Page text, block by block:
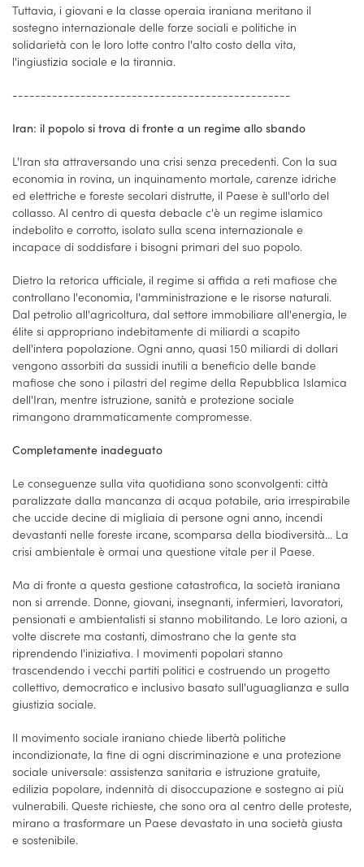
Tuttavia, i giovani e la classe operaia iraniana meritano il
sostegno internazionale delle forze sociali e politiche in
solidarietà con le loro lotte contro l'alto costo della vita,
l'ingiustizia sociale e la tirannia.
-------------------------------------------------
Iran: il popolo si trova di fronte a un regime allo sbando
L'Iran sta attraversando una crisi senza precedenti. Con la sua
economia in rovina, un inquinamento mortale, carenze idriche
ed elettriche e foreste secolari distrutte, il Paese è sull'orlo del
collasso. Al centro di questa debacle c'è un regime islamico
indebolito e corrotto, isolato sulla scena internazionale e
incapace di soddisfare i bisogni primari del suo popolo.
Dietro la retorica ufficiale, il regime si affida a reti mafiose che
controllano l'economia, l'amministrazione e le risorse naturali.
Dal petrolio all'agricoltura, dal settore immobiliare all'energia, le
élite si appropriano indebitamente di miliardi a scapito
dell'intera popolazione. Ogni anno, quasi 150 miliardi di dollari
vengono assorbiti da sussidi inutili a beneficio delle bande
mafiose che sono i pilastri del regime della Repubblica Islamica
dell'Iran, mentre istruzione, sanità e protezione sociale
rimangono drammaticamente compromesse.
Completamente inadeguato
Le conseguenze sulla vita quotidiana sono sconvolgenti: città
paralizzate dalla mancanza di acqua potabile, aria irrespirabile
che uccide decine di migliaia di persone ogni anno, incendi
devastanti nelle foreste ircane, scomparsa della biodiversità... La
crisi ambientale è ormai una questione vitale per il Paese.
Ma di fronte a questa gestione catastrofica, la società iraniana
non si arrende. Donne, giovani, insegnanti, infermieri, lavoratori,
pensionati e ambientalisti si stanno mobilitando. Le loro azioni, a
volte discrete ma costanti, dimostrano che la gente sta
riprendendo l'iniziativa. I movimenti popolari stanno
trascendendo i vecchi partiti politici e costruendo un progetto
collettivo, democratico e inclusivo basato sull'uguaglianza e sulla
giustizia sociale.
Il movimento sociale iraniano chiede libertà politiche
incondizionate, la fine di ogni discriminazione e una protezione
sociale universale: assistenza sanitaria e istruzione gratuite,
edilizia popolare, indennità di disoccupazione e sostegno ai più
vulnerabili. Queste richieste, che sono ora al centro delle proteste,
mirano a trasformare un Paese devastato in una società giusta
e sostenibile.